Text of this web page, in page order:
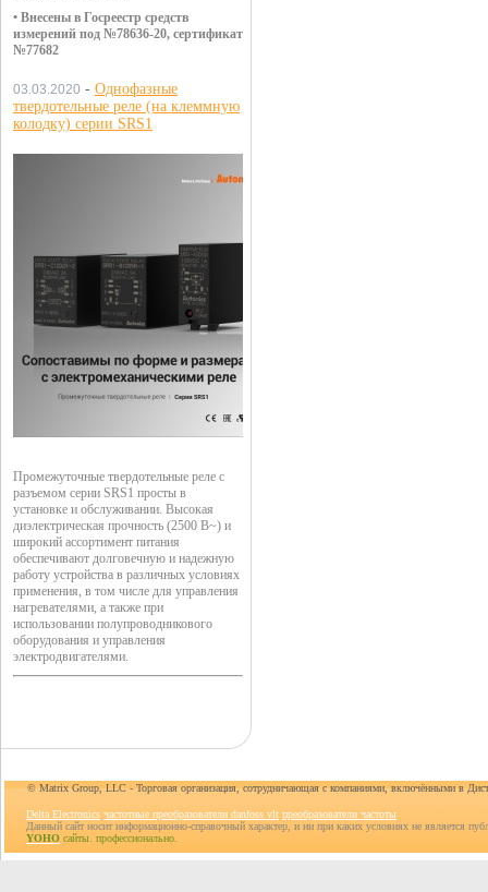
• Внесены в Госреестр средств
измерений под №78636-20, сертификат
№77682
03.03.2020 - Однофазные
твердотельные реле (на клеммную
колодку) серии SRS1
Промежуточные твердотельные реле с
разъемом серии SRS1 просты в
установке и обслуживании. Высокая
диэлектрическая прочность (2500 В~) и
широкий ассортимент питания
обеспечивают долговечную и надежную
работу устройства в различных условиях
применения, в том числе для управления
нагревателями, а также при
использовании полупроводникового
оборудования и управления
электродвигателями.
© Matrix Group, LLC - Торговая организация, сотрудничающая с компаниями, включёнными в
Delta Electronics частотные преобразователи danfoss vlt преобразователи частоты
Данный сайт носит информационно-справочный характер, и ни при каких условиях не является
YOHO сайты. профессионально.